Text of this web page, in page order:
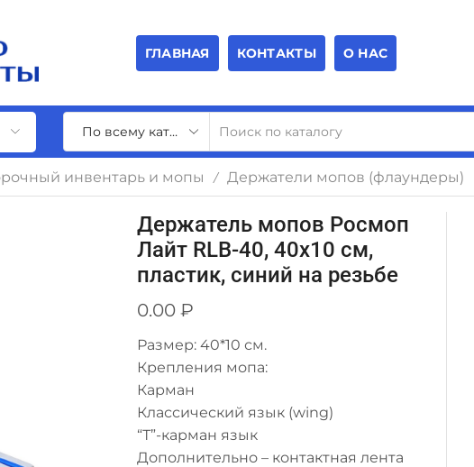
ГЛАВНАЯ КОНТАКТЫ О НАС
инвентарь и мопы / Держатели мопов (флаундеры)
Держатель мопов Росмоп
Лайт RLB-40, 40х10 см,
пластик, синий на резьбе
0.00 ₽
Размер: 40*10 см.
Крепления мопа:
Карман
Классический язык (wing)
“Т”-карман язык
Дополнительно – контактная лента